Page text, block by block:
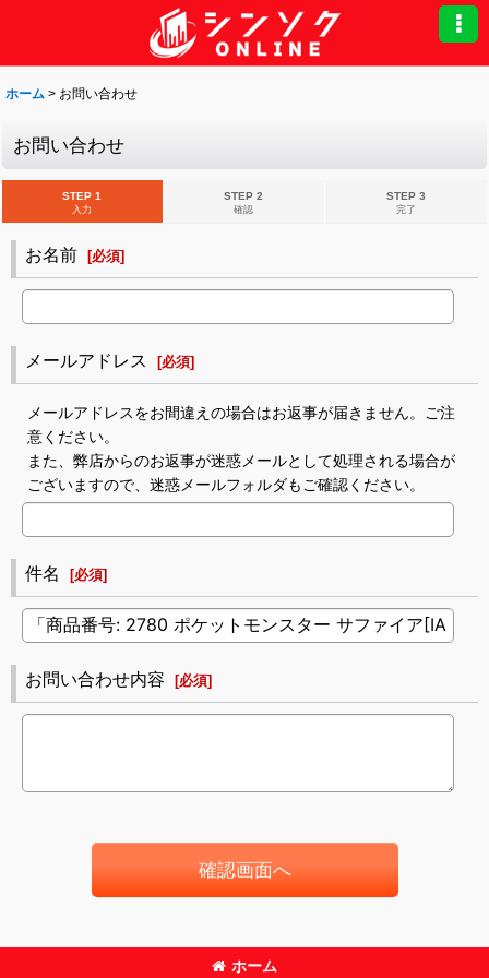
ホーム > お問い合わせ
お問い合わせ
STEP 1
入力
STEP 2
確認
STEP 3
完了
お名前 [必須]
メールアドレス [必須]
メールアドレスをお間違えの場合はお返事が届きません。ご注
意ください。
また、弊店からのお返事が迷惑メールとして処理される場合が
ございますので、迷惑メールフォルダもご確認ください。
件名 [必須]
お問い合わせ内容 [必須]
確認画面へ
ホーム